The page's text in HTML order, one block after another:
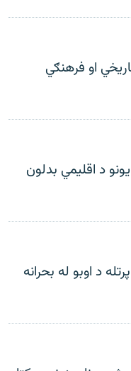
او فرهنګي
د اقلیمي بدلون
د اوبو له بحرانه